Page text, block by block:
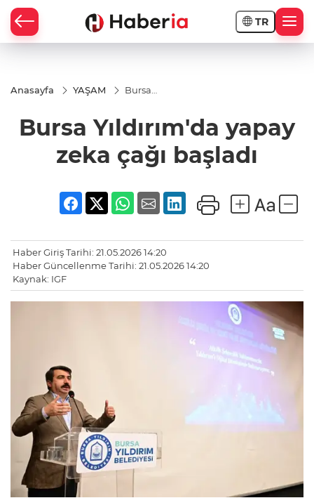
TR
Anasayfa YAŞAM
Bursa
zeka çağı
başladı
Bursa Yıldırım'da yapay
zeka çağı başladı
Haber Giriş Tarihi: 21.05.2026 14:20
Haber Güncellenme Tarihi: 21.05.2026 14:20
Kaynak: IGF